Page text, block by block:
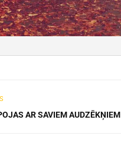
AR SAVIEM AUDZĒKŅIEM